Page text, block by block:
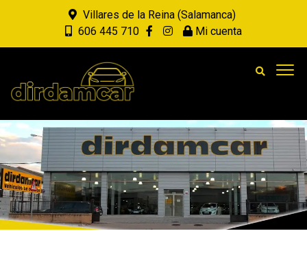
Villares de la Reina (Salamanca)
606 445 710
Mi cuenta